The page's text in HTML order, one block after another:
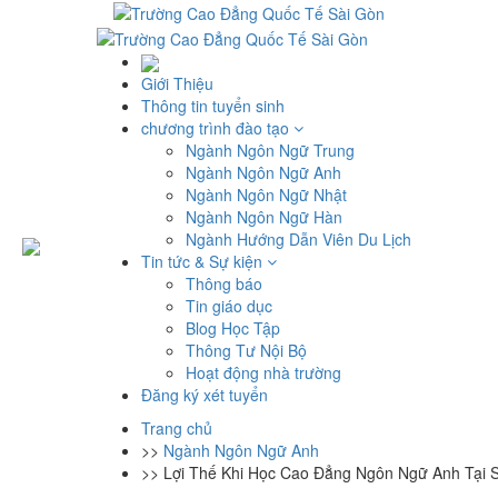
Giới Thiệu
Thông tin tuyển sinh
chương trình đào tạo
Ngành Ngôn Ngữ Trung
Ngành Ngôn Ngữ Anh
Ngành Ngôn Ngữ Nhật
Ngành Ngôn Ngữ Hàn
Ngành Hướng Dẫn Viên Du Lịch
Tin tức & Sự kiện
Thông báo
Tin giáo dục
Blog Học Tập
Thông Tư Nội Bộ
Hoạt động nhà trường
Đăng ký xét tuyển
Trang chủ
>> Ngành Ngôn Ngữ Anh
>> Lợi Thế Khi Học Cao Đẳng Ngôn Ngữ Anh Tại